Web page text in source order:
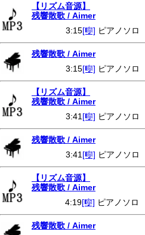
【リズム音源】
残響散歌 / Aimer
3:15[🎼] ピアノソ
残響散歌 / Aimer
3:15[🎼] ピアノソ
【リズム音源】
残響散歌 / Aimer
3:41 [🎼] ピアノソ
残響散歌 / Aimer
3:41 [🎼] ピアノソ
【リズム音源】
残響散歌 / Aimer
4:19[🎼] ピアノソ
残響散歌 / Aimer